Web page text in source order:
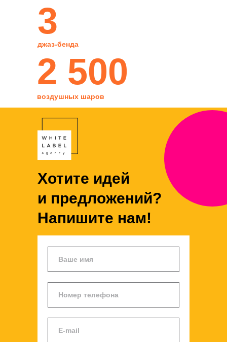
2 500
воздушных шаров
3
джаз-бенда
Хотите идей
и предложений?
Напишите нам!